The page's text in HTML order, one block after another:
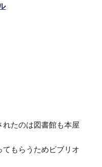
れたのは図書館も本屋
もらうためビブリオ